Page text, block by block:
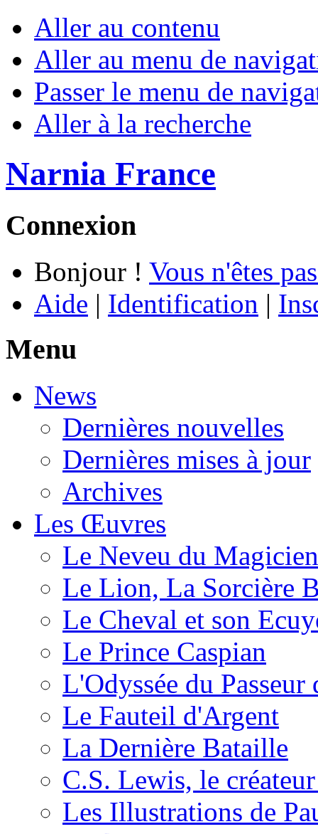
Aller au contenu
Aller au menu de
Passer le menu de
Aller à la recherche
Narnia France
Connexion
Bonjour ! Vous n'êtes
Aide | Identification |
Menu
News
Dernières nouvelles
Dernières mises à jour
Archives
Les Œuvres
Le Neveu du Magicien
Le Lion, La Sorcière
Le Cheval et son
Le Prince Caspian
L'Odyssée du
Le Fauteil d'Argent
La Dernière Bataille
C.S. Lewis, le
Les Illustrations de